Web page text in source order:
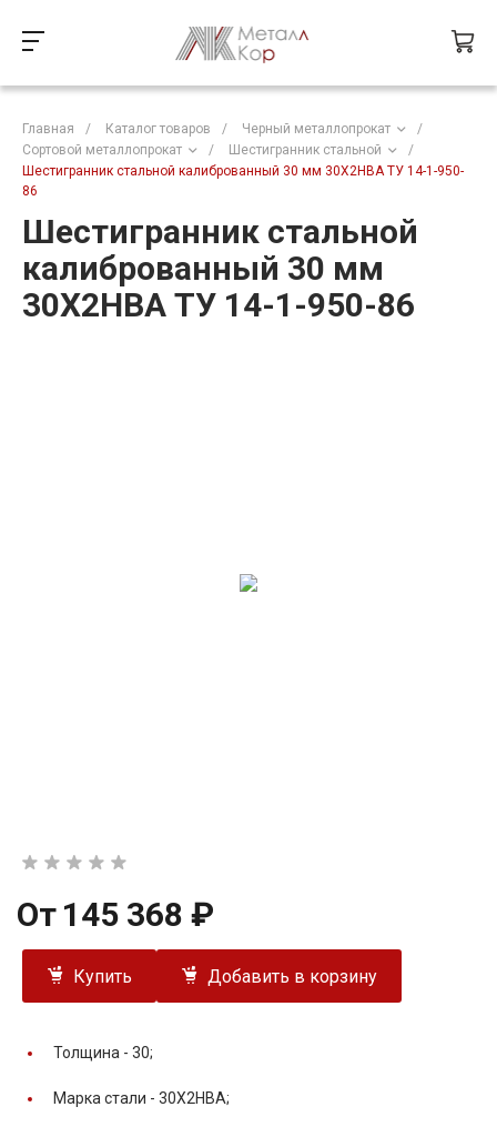
Главная / Каталог товаров / Черный металлопрокат
/
Сортовой металлопрокат
/ Шестигранник стальной
/
Шестигранник стальной калиброванный 30 мм 30Х2НВА ТУ 14-1-950-
86
Шестигранник стальной
калиброванный 30 мм
30Х2НВА ТУ 14-1-950-86
От 145 368 ₽
Купить Добавить в корзину
Толщина - 30;
Марка стали - 30Х2НВА;